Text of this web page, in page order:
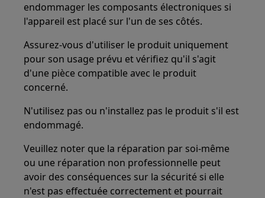
endommager les composants électroniques si
l'appareil est placé sur l'un de ses côtés.
Assurez-vous d'utiliser le produit uniquement
pour son usage prévu et vérifiez qu'il s'agit
d'une pièce compatible avec le produit
concerné.
N'utilisez pas ou n'installez pas le produit s'il est
endommagé.
Veuillez noter que la réparation par soi-même
ou une réparation non professionnelle peut
avoir des conséquences sur la sécurité si elle
n'est pas effectuée correctement et pourrait